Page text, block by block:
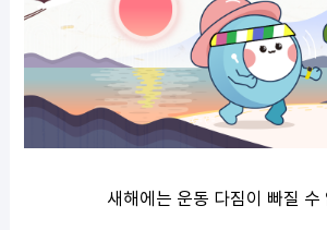
새해에는 운동 다짐이 빠질 수